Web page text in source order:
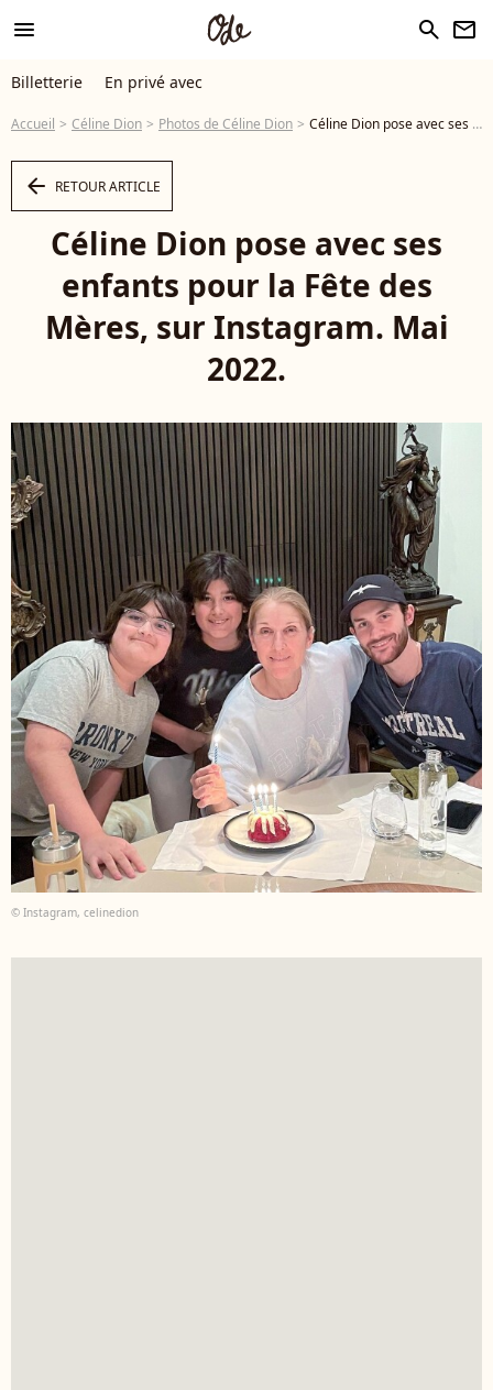
menu search newsletter
Billetterie En privé avec
Accueil Céline Dion Photos de Céline Dion Céline Dion pose avec ses enfants pour la Fête des Mères, sur Instagram. Mai 2022. - Photo
arrow_left RETOUR ARTICLE
Céline Dion pose avec ses
enfants pour la Fête des
Mères, sur Instagram. Mai
2022.
© Instagram, celinedion